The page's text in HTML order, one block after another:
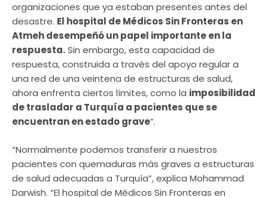
organizaciones que ya estaban presentes antes del
desastre. El hospital de Médicos Sin Fronteras en
Atmeh desempeñó un papel importante en la
respuesta.Sin embargo, esta capacidad de
respuesta, construida a través del apoyo regular a
una red de una veintena de estructuras de salud,
ahora enfrenta ciertos límites, como la imposibilidad
de trasladar a Turquía a pacientes que se
encuentran en estado grave”.
“Normalmente podemos transferir a nuestros
pacientes con quemaduras más graves a estructuras
de salud adecuadas a Turquía”, explica Mohammad
Darwish. “El hospital de Médicos Sin Fronteras en